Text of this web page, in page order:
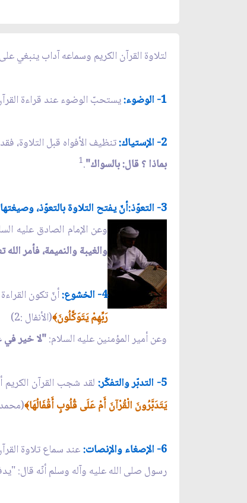
لتلاوة القرآن الكريم وسماعه آداب ينبغي
1- الوضوء: يستحبّ الوضوء عند قراءة
2- الإستياك: تنظيف الأفواه قبل التلاوة،
بماذا ؟ قال: بالسواك".
1
3- التعوّذ:أنّ يفتح التلاوة بالتعوّذ، وصيغتها:
وعن الإمام الصادق عليه
والغيبة والنميمة، فأمر
4- الخشوع: أنّ تكون
رَبِّهِمْ يَتَوَكَّلُونَ﴾(الأنفال :2)
وعن أمير المؤمنين عليه السلام:"لا خير في
5- التدبّر والتفكّر: لقد شجب القرآن الكريم
يَتَدَبَّرُونَ الْقُرْآنَ أَمْ عَلَى قُلُوبٍ أَقْفَالُهَا﴾
6- الإصغاء والإنصات: عند سماع تلاوة
رسول صلى الله عليه وآله وسلم أنّه قال: